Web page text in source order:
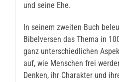
und seine Ehe.
In seinem zweiten Buch
Bibelversen das Thema in
ganz unterschiedlichen
auf, wie Menschen frei
Denken, ihr Charakter und